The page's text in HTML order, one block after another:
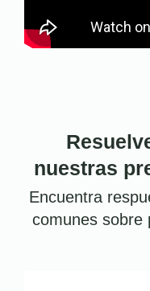
nuestras
Encuentra
comunes sobre